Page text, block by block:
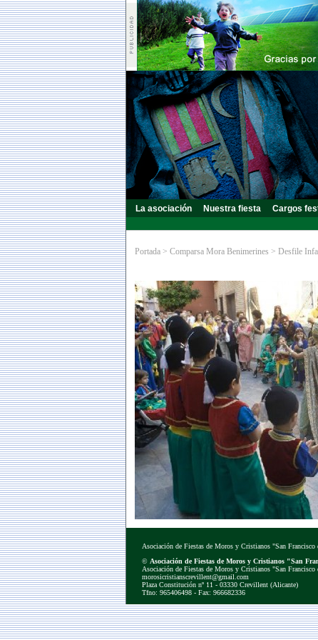
La asociación Nuestra fiesta Cargos
Portada > Comparsa Mora Benimerines > Desfile
Asociación de Fiestas de Moros y Cristianos "San
© Asociación de Fiestas de Moros y Cristianos "San
Asociación de Fiestas de Moros y Cristianos "San
morosicristianscrevillent@gmail.com
Plaza Constitución nº 11 - 03330 Crevillent (Alicante)
Tfno: 965406498 - Fax: 966682336